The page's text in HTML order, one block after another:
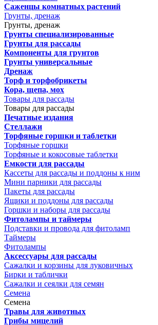
Саженцы комнатных растений
Грунты, дренаж
Грунты, дренаж
Грунты специализированные
Грунты для рассады
Компоненты для грунтов
Грунты универсальные
Дренаж
Торф и торфобрикеты
Кора, щепа, мох
Товары для рассады
Товары для рассады
Печатные издания
Стеллажи
Торфяные горшки и таблетки
Торфяные горшки
Торфяные и кокосовые таблетки
Емкости для рассады
Кассеты для рассады и поддоны к ним
Мини парники для рассады
Пакеты для рассады
Ящики и поддоны для рассады
Горшки и наборы для рассады
Фитолампы и таймеры
Подставки и провода для фитоламп
Таймеры
Фитолампы
Аксессуары для рассады
Сажалки и корзины для луковичных
Бирки и таблички
Сажалки и сеялки для семян
Семена
Семена
Травы для животных
Грибы мицелий